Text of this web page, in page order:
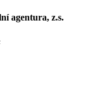
agentura, z.s.